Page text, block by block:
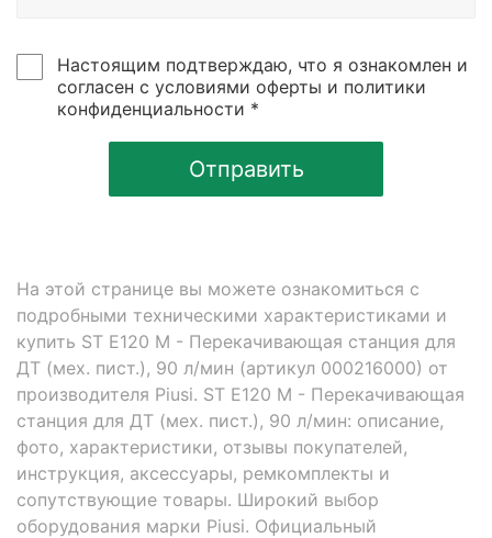
Настоящим подтверждаю, что я ознакомлен и
согласен с условиями оферты и политики
конфиденциальности *
Отправить
На этой странице вы можете ознакомиться с
подробными техническими характеристиками и
купить ST E120 M - Перекачивающая станция для
ДТ (мех. пист.), 90 л/мин (артикул 000216000) от
производителя Piusi. ST E120 M - Перекачивающая
станция для ДТ (мех. пист.), 90 л/мин: описание,
фото, характеристики, отзывы покупателей,
инструкция, аксессуары, ремкомплекты и
сопутствующие товары. Широкий выбор
оборудования марки Piusi. Официальный